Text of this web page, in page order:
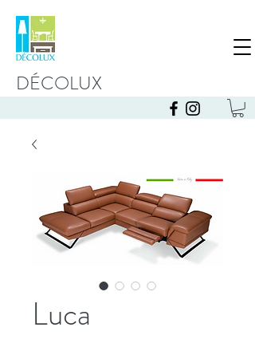
DÉCOLUX
Luca